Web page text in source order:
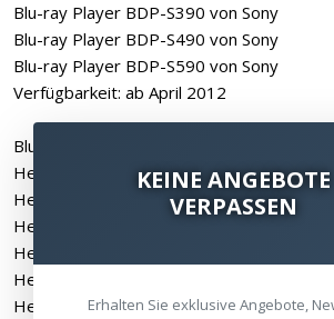
Blu-ray Player BDP-S390 von Sony
Blu-ray Player BDP-S490 von Sony
Blu-ray Player BDP-S590 von Sony
Verfügbarkeit: ab April 2012
Blu-ray Player BDP-S790 von Sony
Heimkino-System BDV-NF620 von Sony
Heimkino-System BDV-NF720 von Sony
Heimkino-System BDV-N590 von Sony
Heimkino-System BDV-N790W von Sony
Heimkino-System BDV-N890W von Sony
Heimkino-System BDV-N990W von Sony
KEINE ANGEBOTE
VERPASSEN
Erhalten Sie exklusive Angebote,